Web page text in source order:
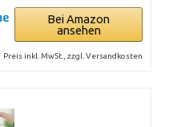
Bei Amazon
ansehen
Preis inkl. MwSt., zzgl. Versandkosten